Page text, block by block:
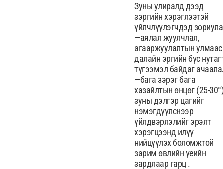
Зуны улиралд дээд
зэргийн хэрэглээтэй
үйлчлүүлэгчдэд
—аялал жуулчлал,
агааржуулалтын улмаас
далайн эргийн бүс
түгээмэл байдаг
—бага зэрэг бага
хазайлтын өнцөг (25-30°)
зуны дэлгэр цагийг
нэмэгдүүлснээр
үйлдвэрлэлийг эрэлт
хэрэгцээнд илүү
нийцүүлэх боломжтой
зарим өвлийн үеийн
зардлаар гарц .